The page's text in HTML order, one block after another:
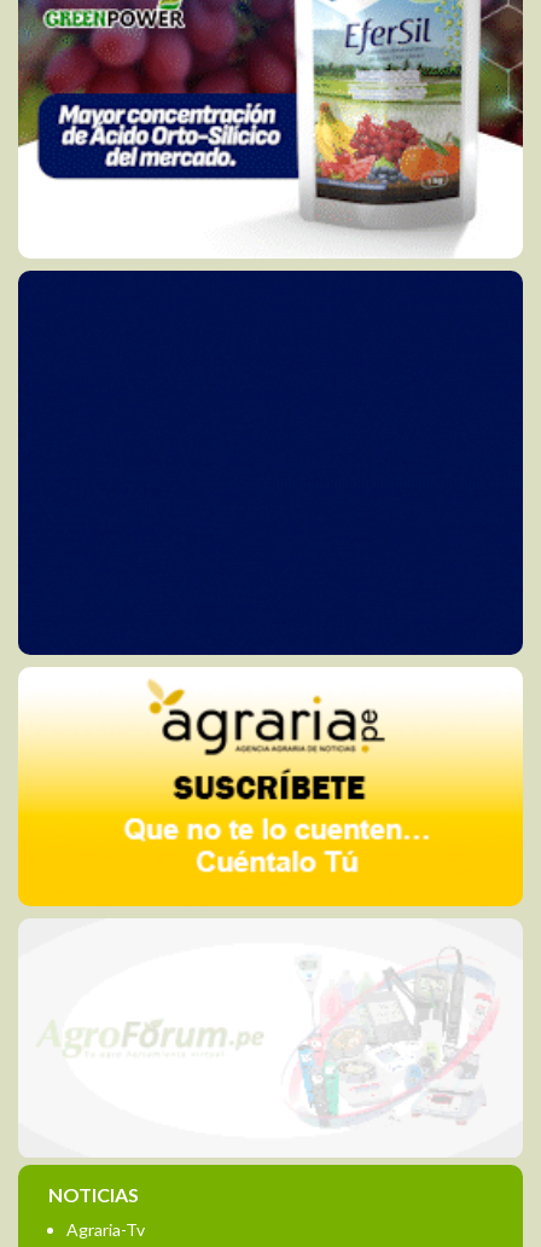
NOTICIAS
Agraria-Tv